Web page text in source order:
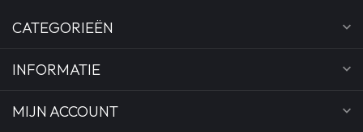
CATEGORIEËN
INFORMATIE
MIJN ACCOUNT